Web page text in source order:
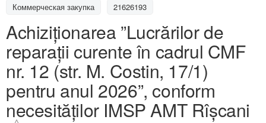
Коммерческая закупка 21626193
Achiziționarea ”Lucrărilor de
reparații curente în cadrul CMF
nr. 12 (str. M. Costin, 17/1)
pentru anul 2026”, conform
necesităților IMSP AMT Rîșcani